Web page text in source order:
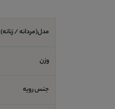
مدل(مردانه / زنانه)
وزن
جنس رویه